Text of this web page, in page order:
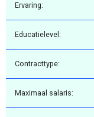
Ervaring:
Educatielevel:
Contracttype:
Maximaal salaris: